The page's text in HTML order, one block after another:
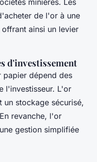
de l'or à une
ainsi un levier
d'investissement
papier dépend des
l'investisseur. L'or
un stockage sécurisé,
revanche, l'or
gestion simplifiée